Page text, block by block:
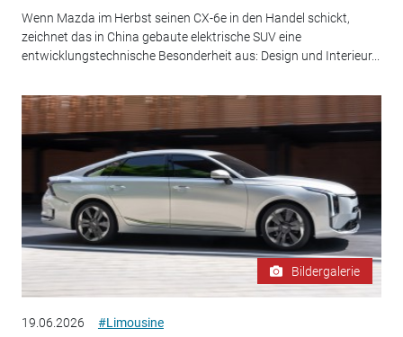
Wenn Mazda im Herbst seinen CX-6e in den Handel schickt,
zeichnet das in China gebaute elektrische SUV eine
entwicklungstechnische Besonderheit aus: Design und Interieur...
Bildergalerie
19.06.2026 #Limousine